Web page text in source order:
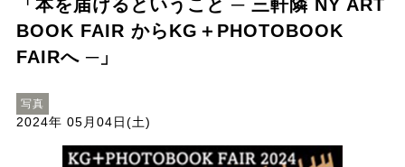
「本を届けるということ ─ 三軒隣 NY ART
BOOK FAIR からKG＋PHOTOBOOK
FAIRへ ─」
写真
2024年 05月04日(土)